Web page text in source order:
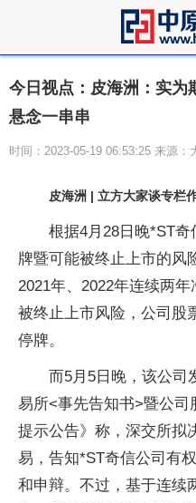
今日视点：皮海洲：实为
悬念一串串
时间：2023-05-19 06:53:25 来源：
皮海洲 | 立方大家谈专栏
根据4月28日晚*ST
牌暨可能被终止上市的风
2021年、2022年连续两
被终止上市风险，公司股
停牌。
而5月5日晚，该公司
易所<事先告知书>暨公司
提示公告》称，深交所拟
易，告知*ST奇信公司有
和申辩。不过，基于连续